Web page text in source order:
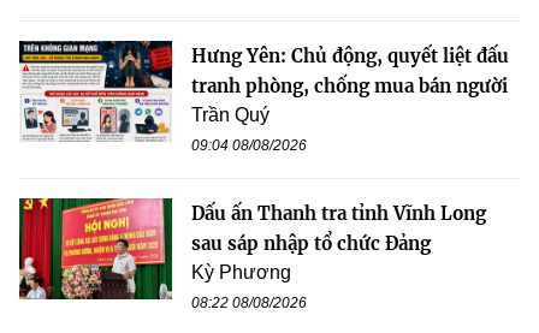
Hưng Yên: Chủ động, quyết liệt đấu
tranh phòng, chống mua bán người
Trần Quý
09:04 08/08/2026
Dấu ấn Thanh tra tỉnh Vĩnh Long
sau sáp nhập tổ chức Đảng
Kỳ Phương
08:22 08/08/2026